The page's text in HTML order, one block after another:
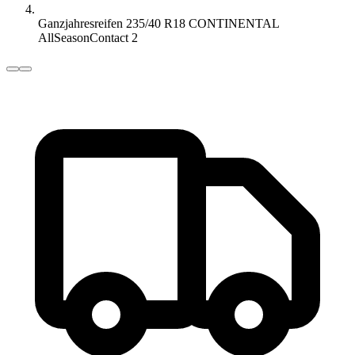
Ganzjahresreifen 235/40 R18 CONTINENTAL
AllSeasonContact 2